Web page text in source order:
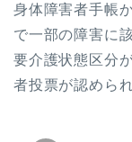
身体障害者手帳
で一部の障害に
要介護状態区分
者投票が認めら